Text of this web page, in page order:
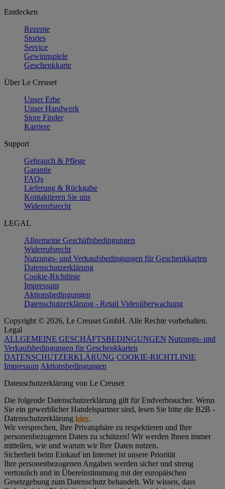
Entdecken
Rezepte
Stories
Service
Gewinnspiele
Geschenkkarte
Über Le Creuset
Unser Erbe
Unser Handwerk
Store Finder
Karriere
Support
Gebrauch & Pflege
Garantie
FAQs
Lieferung & Rückgabe
Kontaktieren Sie uns
Widerrufsrecht
LEGAL
Allgemeine Geschäftsbedingungen
Widerrufsrecht
Nutzungs- und Verkaufsbedingungen für Geschenkkarten
Datenschutzerklärung
Cookie-Richtlinie
Impressum
Aktionsbedingungen
Datenschutzerklärung - Retail Videoüberwachung
Copyright © 2026, Le Creuset GmbH. Alle Rechte vorbehalten.
Legal
ALLGEMEINE GESCHÄFTSBEDINGUNGEN Nutzungs- und
Verkaufsbedingungen für Geschenkkarten
DATENSCHUTZERKLÄRUNG COOKIE-RICHTLINIE
Impressum Aktionsbedingungen
Datenschutz­erklärung von Le Creuset
Die folgende Datenschutzerklärung gilt für Endverbraucher. Wenn
Sie ein gewerblicher Handelspartner sind, lesen Sie bitte die B2B -
Datenschutzerklärung hier.
Wir versprechen, Ihre Privatsphäre zu respektieren und Ihre
personenbezogenen Daten zu schützen! Wir werden Ihnen immer
mitteilen, wie und warum wir Ihre Daten nutzen.
Sicherheit beim Einkauf im Internet ist unsere Priorität
Ihre personenbezogenen Angaben werden sicher und streng
vertraulich und in Übereinstimmung mit der europäischen
Gesetzgebung zum Datenschutz behandelt. Wir wissen, dass